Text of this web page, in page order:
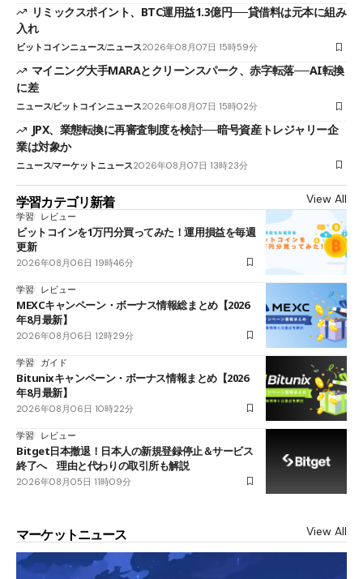
リミックスポイント、BTC運用益1.3億円──貸借料は元本に組み
入れ
ビットコインニュースニュース2026年08月07日 15時59分
マイニング大手MARAとクリーンスパーク、赤字転落──AI転換
に差
ニュースビットコインニュース2026年08月07日 15時02分
JPX、業態転換に再審査制度を検討──暗号資産トレジャリー企
業は対象か
ニュースマーケットニュース2026年08月07日 13時23分
学習カテゴリ新着 View All
学習 レビュー
ビットコインを1万円分買ってみた！運用損益を毎週
更新
2026年08月06日 19時46分
学習 レビュー
MEXCキャンペーン・ボーナス情報総まとめ【2026
年8月最新】
2026年08月06日 12時29分
学習 ガイド
Bitunixキャンペーン・ボーナス情報まとめ【2026
年8月最新】
2026年08月06日 10時22分
学習 レビュー
Bitget日本撤退！日本人の新規登録停止＆サービス
終了へ 理由と代わりの取引所も解説
2026年08月05日 11時09分
マーケットニュース View All